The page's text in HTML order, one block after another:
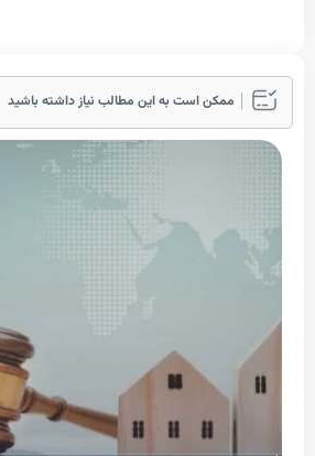
است به این مطالب نیاز داشته باشید